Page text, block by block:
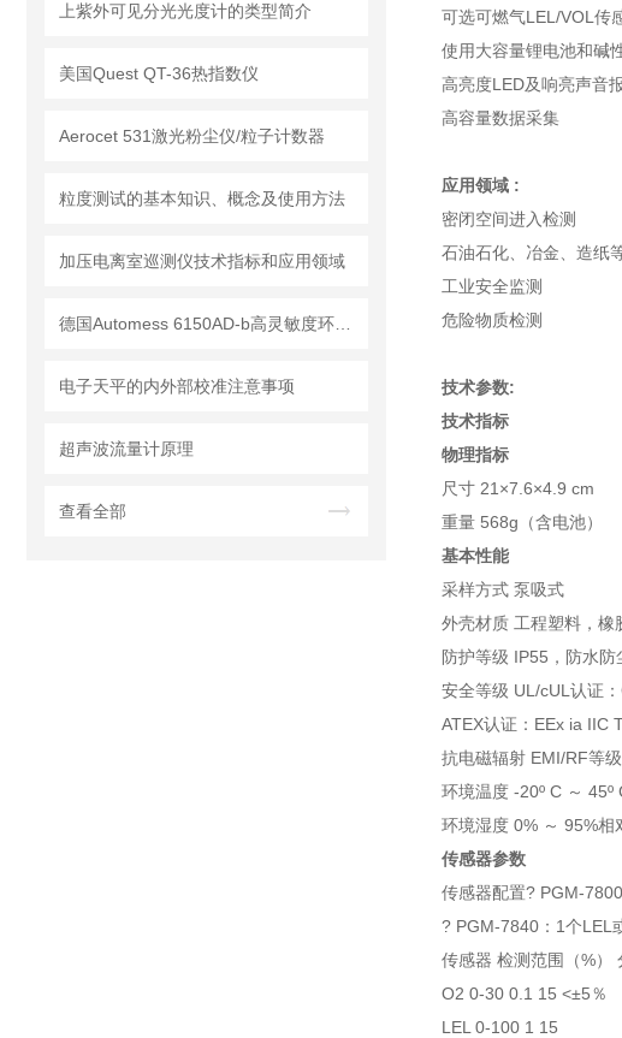
上紫外可见分光光度计的类型简介
美国Quest QT-36热指数仪
Aerocet 531激光粉尘仪/粒子计数器
粒度测试的基本知识、概念及使用方法
加压电离室巡测仪技术指标和应用领域
电子天平的内外部校准注意事项
超声波流量计原理
查看全部
可选可燃气LEL/VOL传
使用大容量锂电池和碱
高亮度LED及响亮声音
高容量数据采集
应用领域 :
密闭空间进入检测
石油石化、冶金、造纸
工业安全监测
危险物质检测
技术参数:
技术指标
物理指标
尺寸 21×7.6×4.9 cm
重量 568g（含电池）
基本性能
采样方式 泵吸式
外壳材质 工程塑料，橡
防护等级 IP55，防水防
安全等级 UL/cUL认证
ATEX认证：EEx ia IIC
抗电磁辐射 EMI/RF等
环境温度 -20º C ～ 45º
环境湿度 0% ～ 95%相
传感器参数
传感器配置? PGM-
? PGM-7840：1个LEL
传感器 检测范围（%）
O2 0-30 0.1 15 <±5％
LEL 0-100 1 15